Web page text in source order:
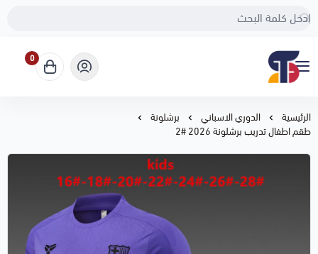
Sport Touch
0
الرئيسية الدوري الاسباني
برشلونة
طقم اطفال تدريب برشلونة 2026 #2